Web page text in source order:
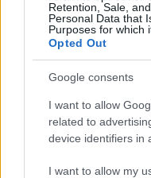
Retention, Sale,
Personal Data that
Purposes for which
Opted Out
Google consents
I want to allow
related to
device identifiers in
I want to allow my
b
o
o
k
te
r
re
st
NOTIZIE RECENTI
Controlli
caviale e